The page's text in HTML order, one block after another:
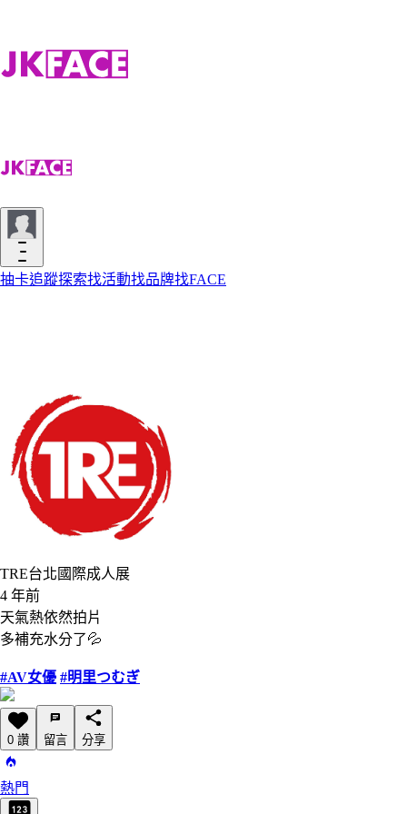
抽卡追蹤探索找活動找品牌找FACE
TRE台北國際成人展
4 年前
天氣熱依然拍片
多補充水分了💦
#AV女優 #明里つむぎ
0 讚 留言 分享
熱門